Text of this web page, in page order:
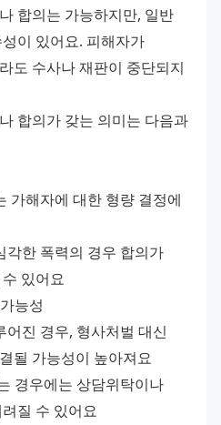
합의는 가능하지만, 일반
이 있어요. 피해자가
도 수사나 재판이 중단되지
합의가 갖는 의미는 다음과
가해자에 대한 형량 결정에
각한 폭력의 경우 합의가
있어요
능성
진 경우, 형사처벌 대신
될 가능성이 높아져요
경우에는 상담위탁이나
질 수 있어요